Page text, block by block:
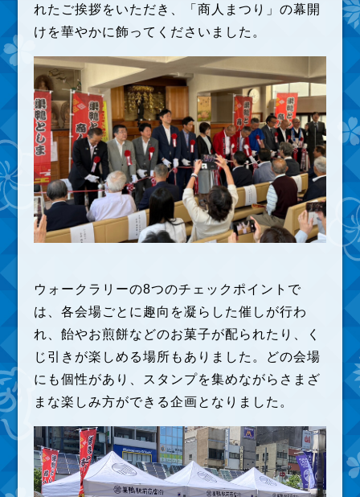
れたご挨拶をいただき、「商人まつり」の幕開
けを華やかに飾ってくださいました。
ウォークラリーの8つのチェックポイントで
は、各会場ごとに趣向を凝らした催しが行わ
れ、飴やお煎餅などのお菓子が配られたり、く
じ引きが楽しめる場所もありました。どの会場
にも個性があり、スタンプを集めながらさまざ
まな楽しみ方ができる企画となりました。